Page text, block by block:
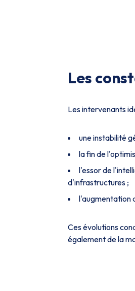
Les
Les intervenants
une instabilité
la fin de
l'essor de
d'infrastructures ;
l'augmentation
Ces évolutions
également de la